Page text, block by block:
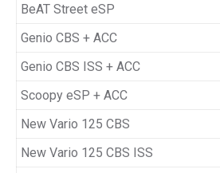
BeAT Street eSP
Genio CBS + ACC
Genio CBS ISS + ACC
Scoopy eSP + ACC
New Vario 125 CBS
New Vario 125 CBS ISS